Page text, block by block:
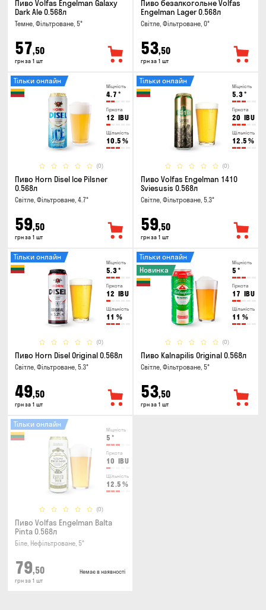
Пиво Volfas Engelman Galaxy
Dark Ale 0.568л
Темне, Фільтроване, 5°
57,50
грн за 1 шт
Пиво безалкогольне Volfas
Engelman Lager 0.568л
Світле, Фільтроване, 0°
53,50
грн за 1 шт
Міцність
4.7 °
Гіркота
12 IBU
Щільність
10.5 %
(0)
Тільки онлайн
Пиво Horn Disel Ice Pilsner
0.568л
Світле, Фільтроване, 4.7°
59,50
грн за 1 шт
Міцність
5.3°
Гіркота
20 IBU
Щільність
12.5 %
(0)
Тільки онлайн
Пиво Volfas Engelman 1410
Sviesusis 0.568л
Світле, Фільтроване, 5.3°
59,50
грн за 1 шт
Міцність
5.3°
Гіркота
12 IBU
Щільність
11 %
(0)
Тільки онлайн
Пиво Horn Disel Original 0.568л
Світле, Фільтроване, 5.3°
49,50
грн за 1 шт
Міцність
5 °
Гіркота
17 IBU
Щільність
11 %
(0)
Тільки онлайн
Новинка
Пиво Kalnapilis Original 0.568л
Світле, Фільтроване, 5°
53,50
грн за 1 шт
Міцність
5 °
Гіркота
10 IBU
Щільність
12.5 %
(0)
Тільки онлайн
Пиво Volfas Engelman Balta
Pinta 0.568л
Біле, Нефільтроване, 5°
79,50
грн за 1 шт
Немає в наявності